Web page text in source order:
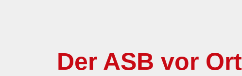
Der ASB vor Ort